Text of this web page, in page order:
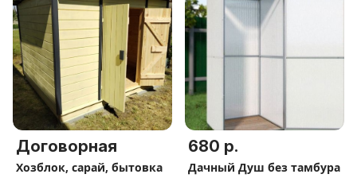
Договорная
Хозблок, сарай, бытовка
680 р.
Дачный Душ без тамбура